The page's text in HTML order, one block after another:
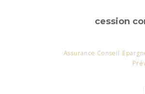
cession
Assurance Conseil